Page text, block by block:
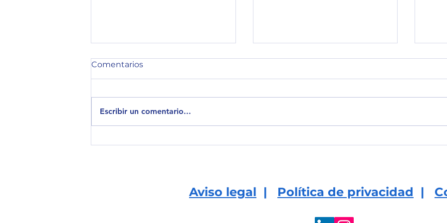
Comentarios
Escribir un comentario...
Aviso legal | Política de privacidad |